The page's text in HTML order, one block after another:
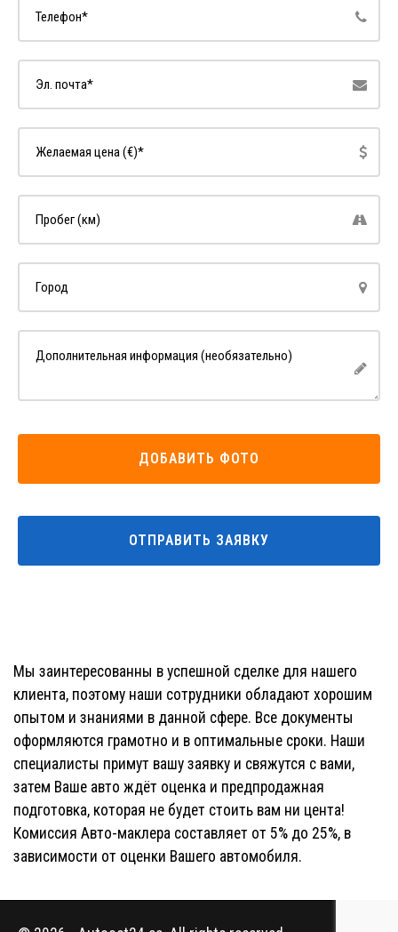
ДОБАВИТЬ ФОТО
Мы заинтересованны в успешной сделке для нашего
клиента, поэтому наши сотрудники обладают хорошим
опытом и знаниями в данной сфере. Все документы
оформляются грамотно и в оптимальные сроки. Наши
специалисты примут вашу заявку и свяжутся с вами,
затем Ваше авто ждёт оценка и предпродажная
подготовка, которая не будет стоить вам ни цента!
Комиссия Авто-маклера составляет от 5% до 25%, в
зависимости от оценки Вашего автомобиля.